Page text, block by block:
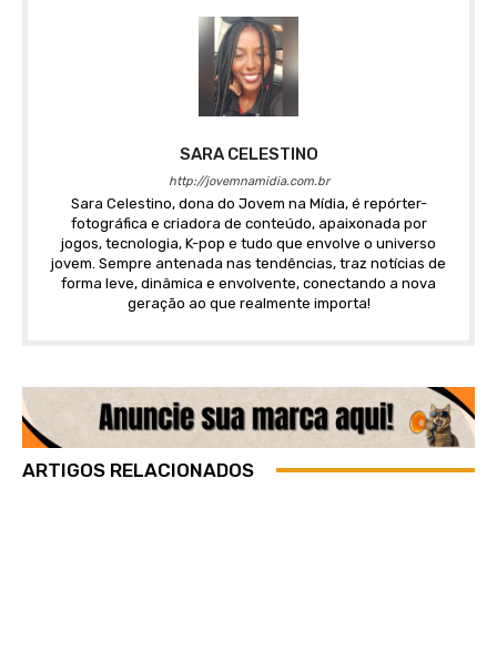
SARA CELESTINO
http://jovemnamidia.com.br
Sara Celestino, dona do Jovem na Mídia, é repórter-
fotográfica e criadora de conteúdo, apaixonada por
jogos, tecnologia, K-pop e tudo que envolve o universo
jovem. Sempre antenada nas tendências, traz notícias de
forma leve, dinâmica e envolvente, conectando a nova
geração ao que realmente importa!
ARTIGOS RELACIONADOS